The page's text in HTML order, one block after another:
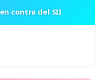
contra del SII